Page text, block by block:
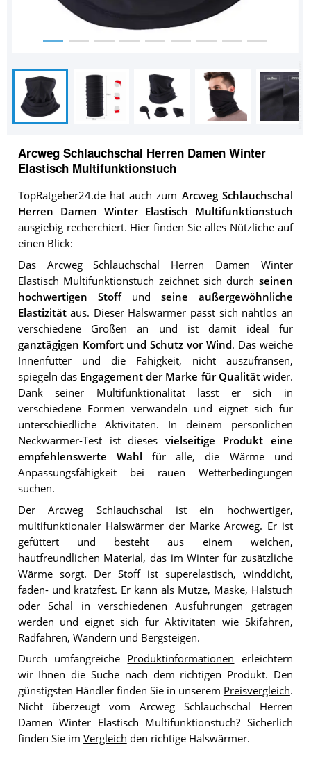
Arcweg Schlauchschal Herren Damen Winter
Elastisch Multifunktionstuch
TopRatgeber24.de hat auch zum Arcweg Schlauchschal
Herren Damen Winter Elastisch Multifunktionstuch
ausgiebig recherchiert. Hier finden Sie alles Nützliche auf
einen Blick:
Das Arcweg Schlauchschal Herren Damen Winter
Elastisch Multifunktionstuch zeichnet sich durch seinen
hochwertigen Stoffund seine außergewöhnliche
Elastizitätaus. Dieser Halswärmer passt sich nahtlos an
verschiedene Größen an und ist damit ideal für
ganztägigen Komfort und Schutz vor Wind. Das weiche
Innenfutter und die Fähigkeit, nicht auszufransen,
spiegeln das Engagement der Marke für Qualitätwider.
Dank seiner Multifunktionalität lässt er sich in
verschiedene Formen verwandeln und eignet sich für
unterschiedliche Aktivitäten. In deinem persönlichen
Neckwarmer-Test ist diesesvielseitige Produkt eine
empfehlenswerte Wahl für alle, die Wärme und
Anpassungsfähigkeit bei rauen Wetterbedingungen
suchen.
Der Arcweg Schlauchschal ist ein hochwertiger,
multifunktionaler Halswärmer der Marke Arcweg. Er ist
gefüttert und besteht aus einem weichen,
hautfreundlichen Material, das im Winter für zusätzliche
Wärme sorgt. Der Stoff ist superelastisch, winddicht,
faden- und kratzfest. Er kann als Mütze, Maske, Halstuch
oder Schal in verschiedenen Ausführungen getragen
werden und eignet sich für Aktivitäten wie Skifahren,
Radfahren, Wandern und Bergsteigen.
Durch umfangreiche Produktinformationen erleichtern
wir Ihnen die Suche nach dem richtigen Produkt. Den
günstigsten Händler finden Sie in unserem Preisvergleich.
Nicht überzeugt vom Arcweg Schlauchschal Herren
Damen Winter Elastisch Multifunktionstuch? Sicherlich
finden Sie im Vergleich den richtige Halswärmer.